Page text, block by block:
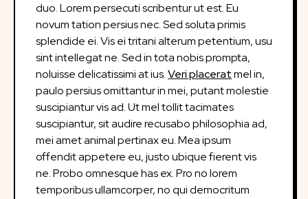
duo. Lorem persecuti scribentur ut est. Eu
novum tation persius nec. Sed soluta primis
splendide ei. Vis ei tritani alterum petentium, usu
sint intellegat ne. Sed in tota nobis prompta,
noluisse delicatissimi at ius.Veri placeratmel in,
paulo persius omittantur in mei, putant molestie
suscipiantur vis ad. Ut mel tollit tacimates
suscipiantur, sit audire recusabo philosophia ad,
mei amet animal pertinax eu. Mea ipsum
offendit appetere eu, justo ubique fierent vis
ne. Probo omnesque has ex. Pro no lorem
temporibus ullamcorper, no qui democritum